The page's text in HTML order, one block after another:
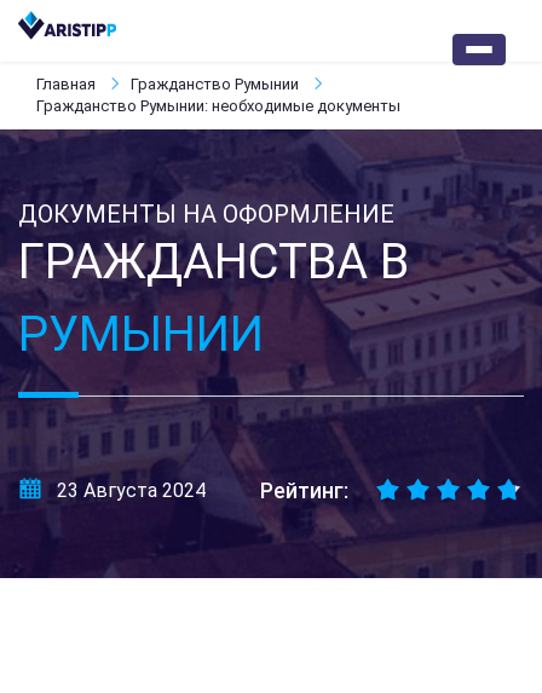
Главная
Гражданство Румынии
Гражданство Румынии: необходимые документы
ДОКУМЕНТЫ НА ОФОРМЛЕНИЕ
ГРАЖДАНСТВА В
РУМЫНИИ
23 Августа 2024 Рейтинг: